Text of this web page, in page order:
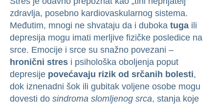
zdravlja, posebno kardiovaskularnog sistema.
Međutim, mnogi ne shvataju da i duboka tuga ili
depresija mogu imati merljive fizičke posledice na
srce. Emocije i srce su snažno povezani –
hronični stres i psihološka oboljenja poput
depresije povećavaju rizik od srčanih bolesti,
dok iznenadni šok ili gubitak voljene osobe mogu
dovesti do sindroma slomljenog srca, stanja koje